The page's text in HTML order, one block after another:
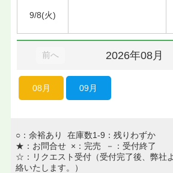
9/8(火)
前へ 2026年08月
08月 09月
○：余裕あり 在庫数1-9：残りわずか
★：お問合せ ×：完売 －：受付終了
☆：リクエスト受付（受付完了後、弊社
絡いたします。）